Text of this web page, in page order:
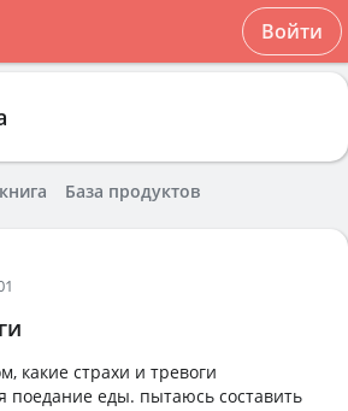
Войти
База продуктов
какие страхи и тревоги
поедание еды. пытаюсь составить